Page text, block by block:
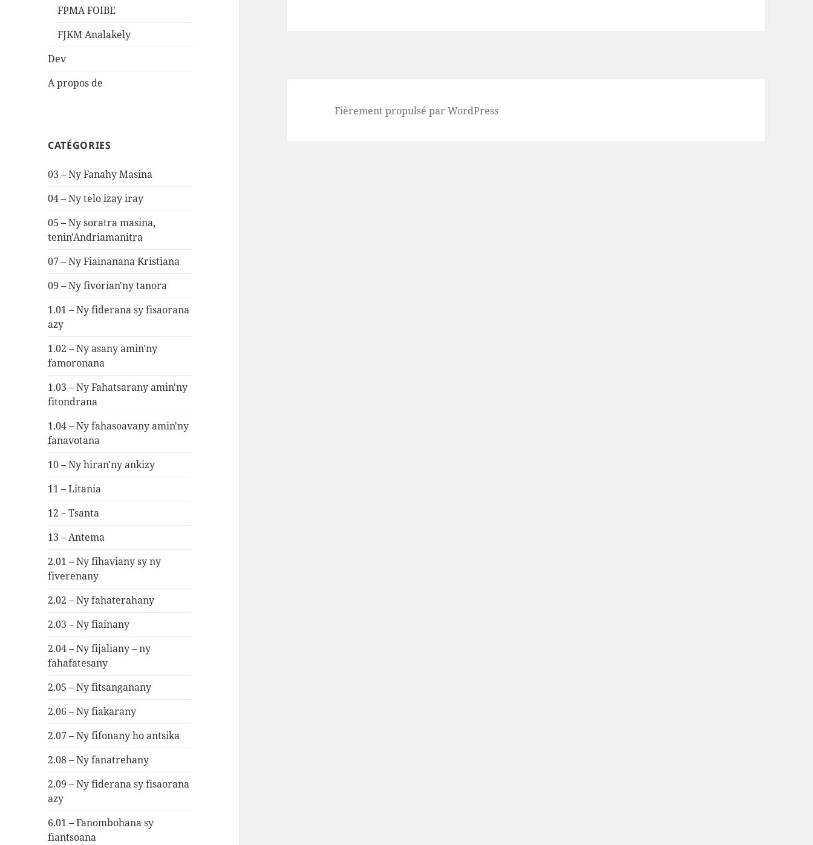
FPMA FOIBE
FJKM Analakely
Dev
A propos de
CATÉGORIES
03 – Ny Fanahy Masina
04 – Ny telo izay iray
05 – Ny soratra masina,
tenin'Andriamanitra
07 – Ny Fiainanana Kristiana
09 – Ny fivorian'ny tanora
1.01 – Ny fiderana sy fisaorana
azy
1.02 – Ny asany amin'ny
famoronana
1.03 – Ny Fahatsarany amin'ny
fitondrana
1.04 – Ny fahasoavany amin'ny
fanavotana
10 – Ny hiran'ny ankizy
11 – Litania
12 – Tsanta
13 – Antema
2.01 – Ny fihaviany sy ny
fiverenany
2.02 – Ny fahaterahany
2.03 – Ny fiainany
2.04 – Ny fijaliany – ny
fahafatesany
2.05 – Ny fitsanganany
2.06 – Ny fiakarany
2.07 – Ny fifonany ho antsika
2.08 – Ny fanatrehany
2.09 – Ny fiderana sy fisaorana
azy
6.01 – Fanombohana sy
fiantsoana
Fièrement propulsé par WordPress